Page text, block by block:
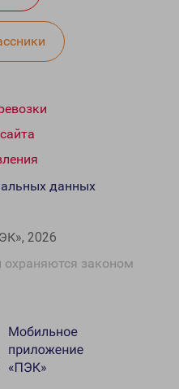
2026
законом
данных